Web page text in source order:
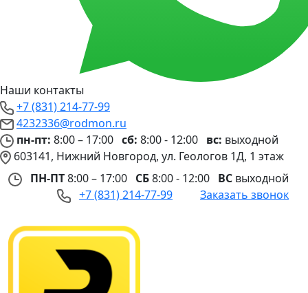
Наши контакты
+7 (831) 214-77-99
4232336@rodmon.ru
пн-пт: 8:00 – 17:00 сб: 8:00 - 12:00 вс: выходной
603141, Нижний Новгород, ул. Геологов 1Д, 1 этаж
ПН-ПТ8:00 – 17:00 СБ8:00 - 12:00 ВС выходной
+7 (831) 214-77-99
Заказать звонок